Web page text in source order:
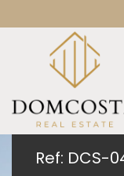
Ref: DCS-